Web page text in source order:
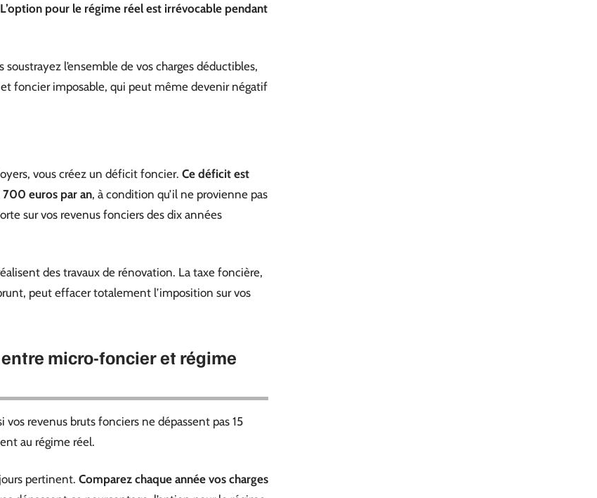
L’option pour le régime réel est irrévocable pendant
l’ensemble de vos charges déductibles,
foncier imposable, qui peut même devenir négatif
vous créez un déficit foncier. Ce déficit est
euros par an, à condition qu’il ne provienne pas
sur vos revenus fonciers des dix années
des travaux de rénovation. La taxe foncière,
peut effacer totalement l’imposition sur vos
micro-foncier et régime
revenus bruts fonciers ne dépassent pas 15
au régime réel.
pertinent. Comparez chaque année vos charges